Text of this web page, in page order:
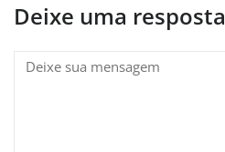
Deixe uma resposta